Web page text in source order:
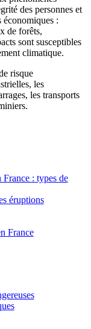
des personnes et
économiques :
de forêts,
sont susceptibles
climatique.
risque
les
les transports
: types de
éruptions
France